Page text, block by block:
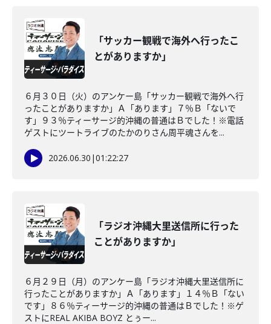
「サッカー観戦で海外へ行ったこ
とがありますか」
６月３０日（火）のアンケー島「サッカー観戦で海外へ行
ったことがありますか」Ａ「あります」７％Ｂ「ないで
す」９３％ティーサージ的沖縄の普通はＢでした！※電話
ゲストにツートライブのたかのりさん周平魂さんを...
2026.06.30 |01:22:27
「ラジオ沖縄大里送信所に行った
ことがありますか」
６月２９日（月）のアンケー島「ラジオ沖縄大里送信所に
行ったことがありますか」Ａ「あります」１４％Ｂ「ない
です」８６％ティーサージ的沖縄の普通はＢでした！※ゲ
ストにREAL AKIBA BOYZ とぅー...